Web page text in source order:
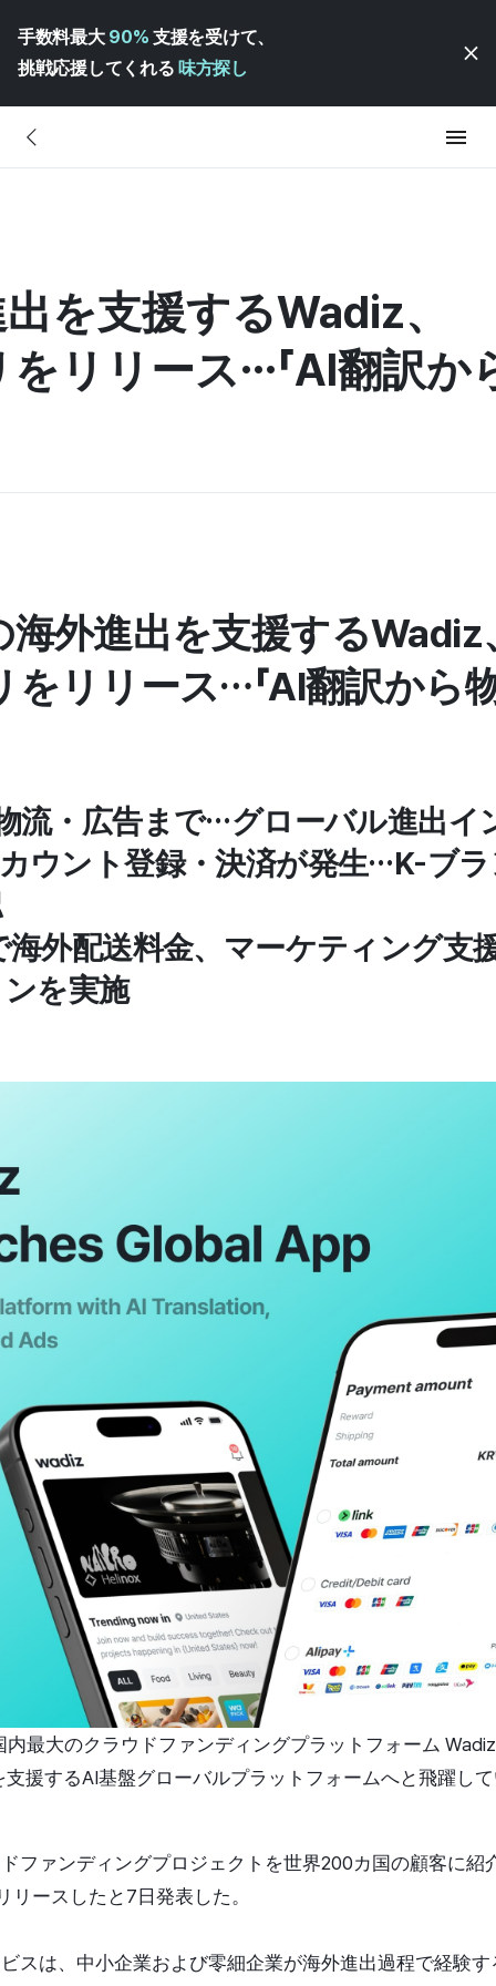
手数料最大 90% 支援を受けて、
挑戦応援してくれる 味方探し
を支援するWadiz、
リリース…「AI翻訳か
海外進出を支援するWadiz
リリース…「AI翻訳から
流・広告まで…グローバル進出イ
ウント登録・決済が発生…K-ブ
外配送料金、マーケティング支
を実施
内最大のクラウドファンディングプラットフォーム
援するAI基盤グローバルプラットフォームへと飛躍し
ファンディングプロジェクトを世界200カ国の顧客に紹
リースしたと7日発表した。
スは、中小企業および零細企業が海外進出過程で経験